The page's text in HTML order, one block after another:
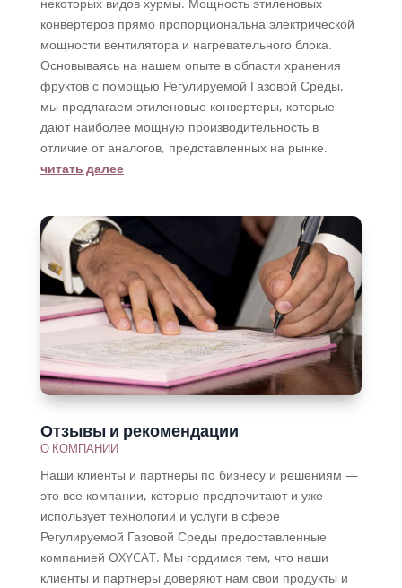
конвертеров прямо пропорциональна электрической
мощности вентилятора и нагревательного блока.
Основываясь на нашем опыте в области хранения
фруктов с помощью Регулируемой Газовой Среды,
мы предлагаем этиленовые конвертеры, которые
дают наиболее мощную производительность в
отличие от аналогов, представленных на рынке.
читать далее
Отзывы и рекомендации
О КОМПАНИИ
Наши клиенты и партнеры по бизнесу и решениям —
это все компании, которые предпочитают и уже
использует технологии и услуги в сфере
Регулируемой Газовой Среды предоставленные
компанией OXYCAT. Мы гордимся тем, что наши
клиенты и партнеры доверяют нам свои продукты и